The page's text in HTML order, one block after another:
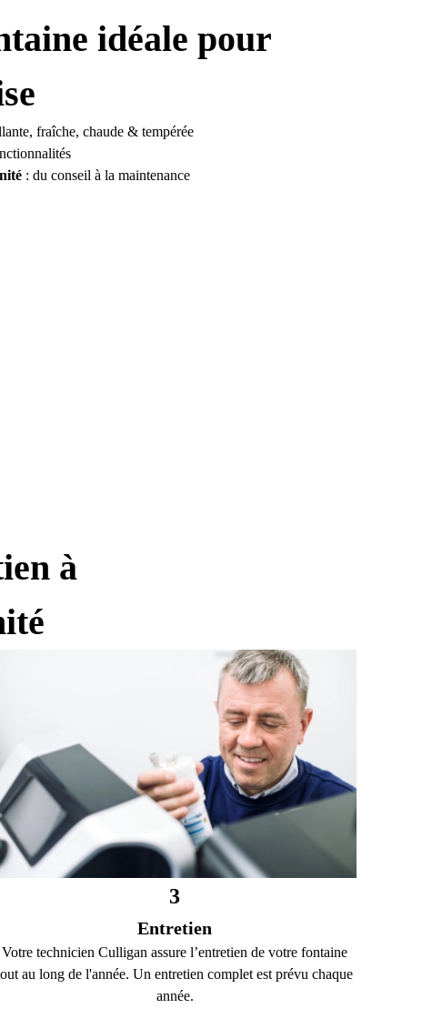
idéale pour
fraîche, chaude & tempérée
: du conseil à la maintenance
à
3
Entretien
Votre technicien Culligan assure l’entretien de votre fontaine
au long de l'année. Un entretien complet est prévu chaque
année.